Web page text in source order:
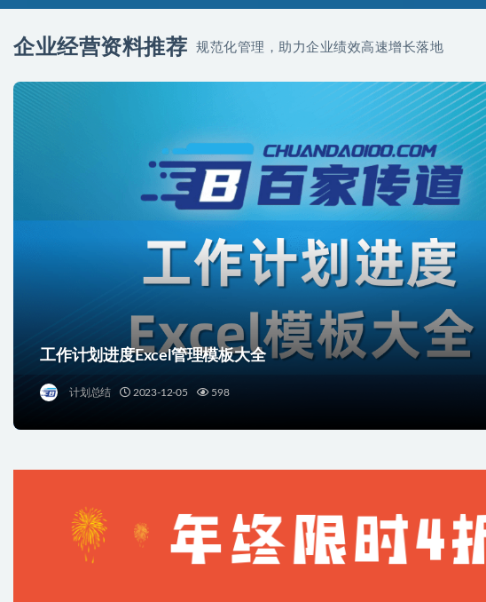
企业经营资料推荐 规范化管理，助力企业绩效高速增长落地
工作计划进度Excel管理模板大全
计划总结 2023-12-05 598